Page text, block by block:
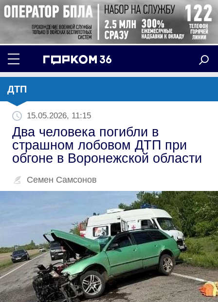
ДТП
15.05.2026, 11:15
Два человека погибли в
страшном лобовом ДТП при
обгоне в Воронежской области
Семен Самсонов